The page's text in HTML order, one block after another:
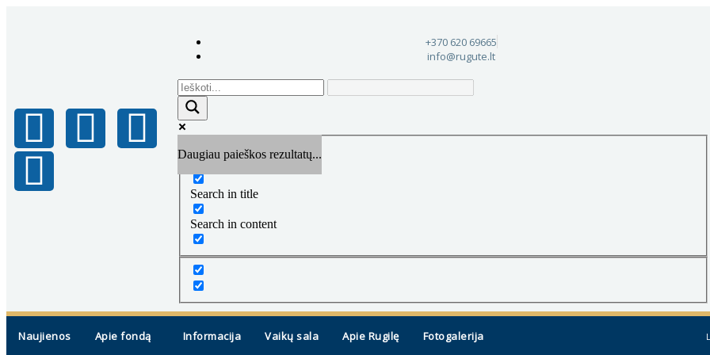
+370 620 69665
info@rugute.lt
Daugiau paieškos rezultatų...
Exact matches only
Search in title
Search in content
Naujienos Apie fondą Informacija Vaikų sala Apie Rugilę Fotogalerija